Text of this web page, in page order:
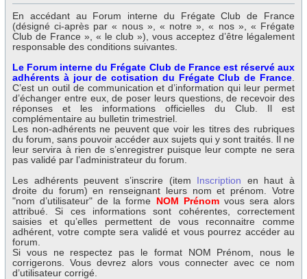
En accédant au Forum interne du Frégate Club de France
(désigné ci-après par « nous », « notre », « nos », « Frégate
Club de France », « le club »), vous acceptez d’être légalement
responsable des conditions suivantes.
Le Forum interne du Frégate Club de France est réservé aux
adhérents à jour de cotisation du Frégate Club de France
C’est un outil de communication et d’information qui leur permet
d’échanger entre eux, de poser leurs questions, de recevoir des
réponses et les informations officielles du Club. Il est
complémentaire au bulletin trimestriel.
Les non-adhérents ne peuvent que voir les titres des rubriques
du forum, sans pouvoir accéder aux sujets qui y sont traités. Il ne
leur servira à rien de s’enregistrer puisque leur compte ne sera
pas validé par l’administrateur du forum.
Les adhérents peuvent s’inscrire (item Inscription en haut à
droite du forum) en renseignant leurs nom et prénom. Votre
"nom d’utilisateur" de la forme NOM Prénomvous sera alors
attribué. Si ces informations sont cohérentes, correctement
saisies et qu’elles permettent de vous reconnaitre comme
adhérent, votre compte sera validé et vous pourrez accéder au
forum.
Si vous ne respectez pas le format NOM Prénom, nous le
corrigerons. Vous devrez alors vous connecter avec ce nom
d’utilisateur corrigé.